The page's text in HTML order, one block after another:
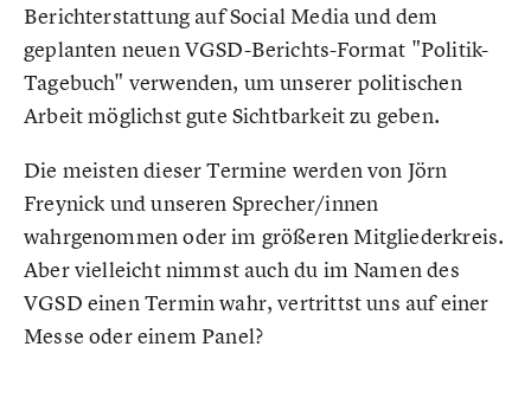
Berichterstattung auf Social Media und dem
geplanten neuen VGSD-Berichts-Format "Politik-
Tagebuch" verwenden, um unserer politischen
Arbeit möglichst gute Sichtbarkeit zu geben.
Die meisten dieser Termine werden von Jörn
Freynick und unseren Sprecher/innen
wahrgenommen oder im größeren Mitgliederkreis.
Aber vielleicht nimmst auch du im Namen des
VGSD einen Termin wahr, vertrittst uns auf einer
Messe oder einem Panel?